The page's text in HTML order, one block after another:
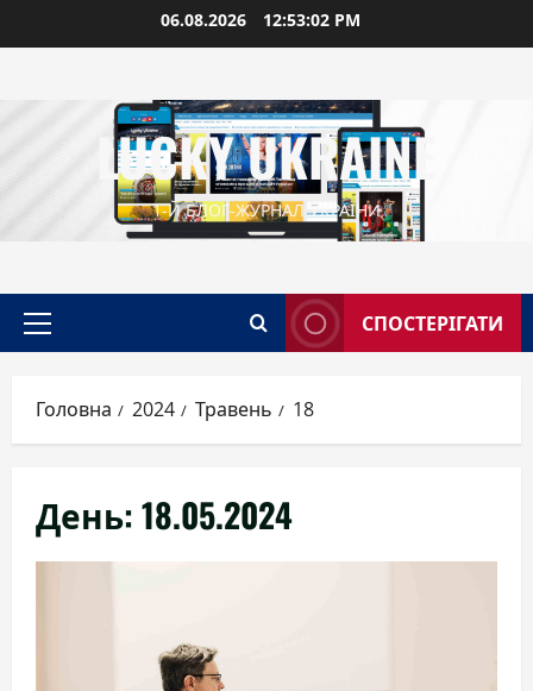
до
06.08.2026 12:53:03 PM
LUCKY UKRAINE
1-Й БЛОГ-ЖУРНАЛ УКРАЇНИ
Головне
СПОСТЕРІГАТИ
Головна 2024 Травень 18
День:18.05.2024